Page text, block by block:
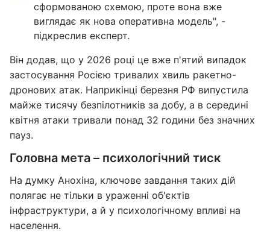
сформованою схемою, проте вона вже
виглядає як нова оперативна модель", -
підкреслив експерт.
Він додав, що у 2026 році це вже п'ятий випадок
застосування Росією тривалих хвиль ракетно-
дронових атак. Наприкінці березня РФ випустила
майже тисячу безпілотників за добу, а в середині
квітня атаки тривали понад 32 години без значних
пауз.
Головна мета – психологічний тиск
На думку Анохіна, ключове завдання таких дій
полягає не тільки в ураженні об'єктів
інфраструктури, а й у психологічному впливі на
населення.